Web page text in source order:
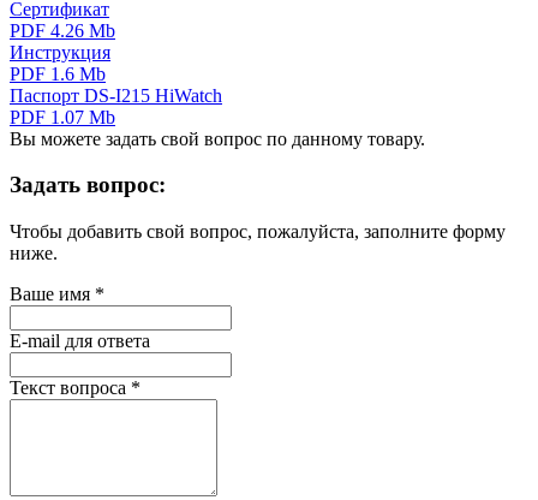
Сертификат
PDF 4.26 Mb
Инструкция
PDF 1.6 Mb
Паспорт DS-I215 HiWatch
PDF 1.07 Mb
Вы можете задать свой вопрос по данному товару.
Задать вопрос:
Чтобы добавить свой вопрос, пожалуйста, заполните форму
ниже.
Ваше имя *
E-mail для ответа
Текст вопроса *